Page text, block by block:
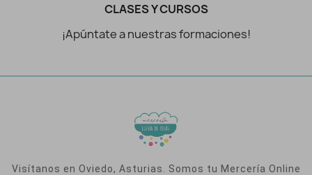
CLASES Y CURSOS
¡Apúntate a nuestras formaciones!
Visítanos en Oviedo, Asturias. Somos tu Mercería Online